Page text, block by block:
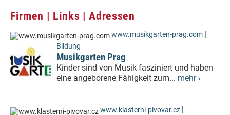
Firmen | Links | Adressen
www.musikgarten-prag.com |
Bildung
Musikgarten Prag
Kinder sind von Musik fasziniert und haben
eine angeborene Fähigkeit zum... mehr ›
www.klasterni-pivovar.cz |